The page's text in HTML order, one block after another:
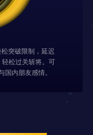
突破限制，延迟
松过关斩将。可
国内朋友感情。